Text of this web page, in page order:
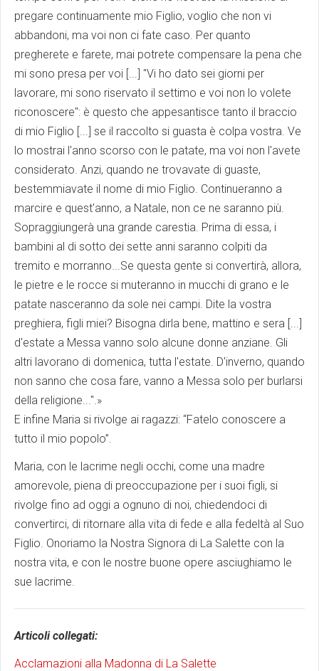
pregare continuamente mio Figlio, voglio che non vi
abbandoni, ma voi non ci fate caso. Per quanto
pregherete e farete, mai potrete compensare la pena che
mi sono presa per voi [...] "Vi ho dato sei giorni per
lavorare, mi sono riservato il settimo e voi non lo volete
riconoscere": è questo che appesantisce tanto il braccio
di mio Figlio [...] se il raccolto si guasta è colpa vostra. Ve
lo mostrai l'anno scorso con le patate, ma voi non l'avete
considerato. Anzi, quando ne trovavate di guaste,
bestemmiavate il nome di mio Figlio. Continueranno a
marcire e quest'anno, a Natale, non ce ne saranno più.
Sopraggiungerà una grande carestia. Prima di essa, i
bambini al di sotto dei sette anni saranno colpiti da
tremito e morranno...Se questa gente si convertirà, allora,
le pietre e le rocce si muteranno in mucchi di grano e le
patate nasceranno da sole nei campi. Dite la vostra
preghiera, figli miei? Bisogna dirla bene, mattino e sera [...]
d'estate a Messa vanno solo alcune donne anziane. Gli
altri lavorano di domenica, tutta l'estate. D'inverno, quando
non sanno che cosa fare, vanno a Messa solo per burlarsi
della religione...".»
E infine Maria si rivolge ai ragazzi: “Fatelo conoscere a
tutto il mio popolo”.
Maria, con le lacrime negli occhi, come una madre
amorevole, piena di preoccupazione per i suoi figli, si
rivolge fino ad oggi a ognuno di noi, chiedendoci di
convertirci, di ritornare alla vita di fede e alla fedeltà al Suo
Figlio. Onoriamo la Nostra Signora di La Salette con la
nostra vita, e con le nostre buone opere asciughiamo le
sue lacrime.
Articoli collegati:
Acclamazioni alla Madonna di La Salette